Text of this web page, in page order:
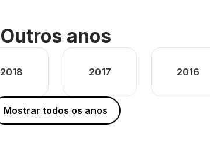
Outros anos
2018 2017 2016
Mostrar todos os anos